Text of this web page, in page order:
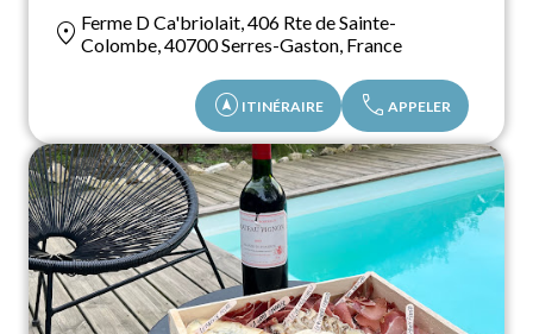
location_on Ferme D Ca'briolait, 406 Rte de Sainte-
Colombe, 40700 Serres-Gaston, France
assistant_navigation ITINÉRAIRE call APPELER